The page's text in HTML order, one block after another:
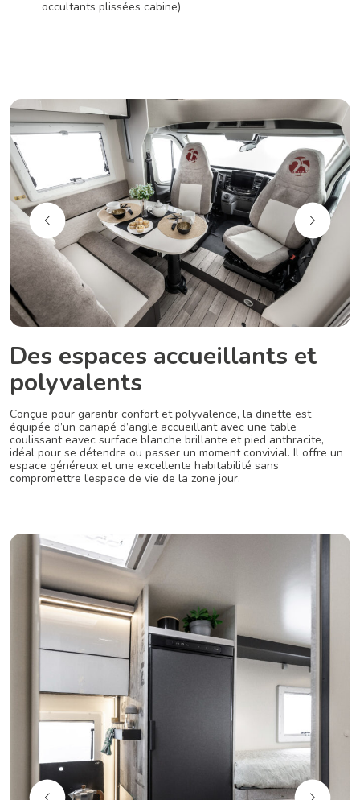
occultants plissées cabine)
Des espaces accueillants et
polyvalents
Conçue pour garantir confort et polyvalence, la dinette est
équipée d’un canapé d’angle accueillant avec une table
coulissant eavec surface blanche brillante et pied anthracite,
idéal pour se détendre ou passer un moment convivial. Il offre un
espace généreux et une excellente habitabilité sans
compromettre l’espace de vie de la zone jour.